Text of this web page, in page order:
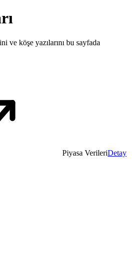
ve köşe yazılarını bu sayfada
Piyasa VerileriDetay